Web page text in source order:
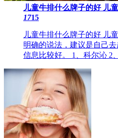
儿童牛排什么牌子的好 ​儿
1715
儿童牛排什么牌子的好 儿
明确的说法，建议是自己
信息比较好。 1、科尔沁 2